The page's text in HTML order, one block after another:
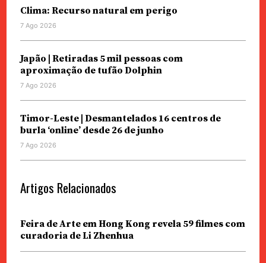
Clima: Recurso natural em perigo
7 Ago 2026
Japão | Retiradas 5 mil pessoas com
aproximação de tufão Dolphin
7 Ago 2026
Timor-Leste | Desmantelados 16 centros de
burla ‘online’ desde 26 de junho
7 Ago 2026
Artigos Relacionados
Feira de Arte em Hong Kong revela 59 filmes com
curadoria de Li Zhenhua